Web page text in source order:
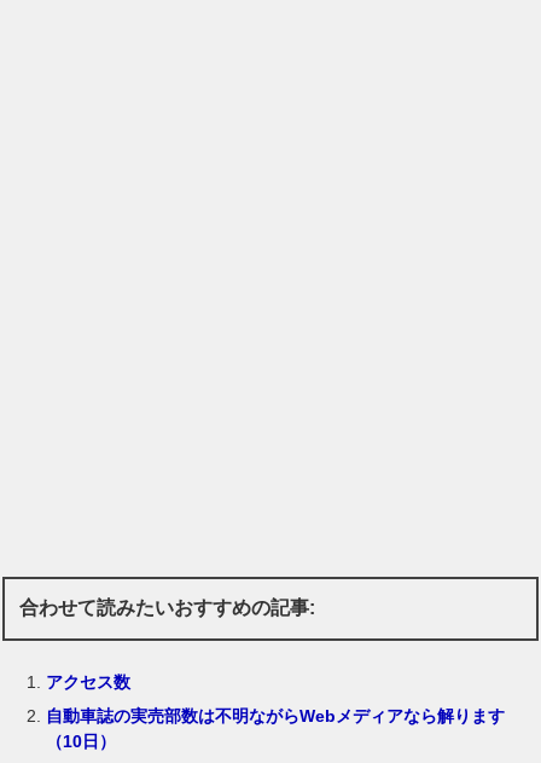
合わせて読みたいおすすめの記事:
アクセス数
自動車誌の実売部数は不明ながらWebメディアなら解ります
（10日）